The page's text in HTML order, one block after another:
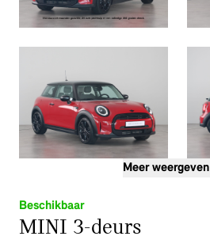
Meer weergeven
Beschikbaar
MINI 3-deurs